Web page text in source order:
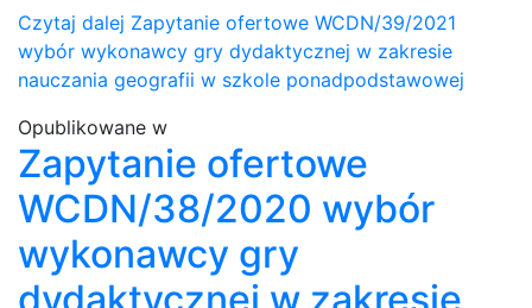
Czytaj dalej Zapytanie ofertowe WCDN/39/2021
wybór wykonawcy gry dydaktycznej w zakresie
nauczania geografii w szkole ponadpodstawowej
Opublikowane w
Zapytanie ofertowe
WCDN/38/2020 wybór
wykonawcy gry
dydaktycznej w zakresie